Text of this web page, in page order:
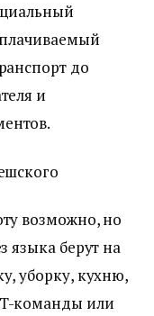
до
и
возможно, но
языка берут на
уборку, кухню,
команды или